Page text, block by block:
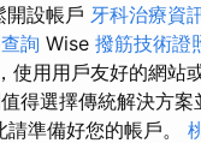
開設帳戶 牙科治療資
詢 Wise 撥筋技術證
使用用戶友好的網站
得選擇傳統解決方
準備好您的帳戶。